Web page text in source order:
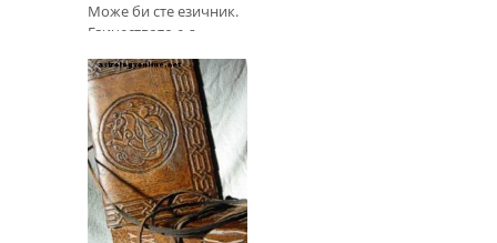
Може би сте езичник.
Езичеството е д
Как да започнете
собствена книга
от сенки